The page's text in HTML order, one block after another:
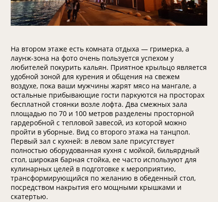
На втором этаже есть комната отдыха — гримерка, а
лаунж-зона на фото очень пользуется успехом у
любителей покурить кальян. Приятное крыльцо является
удобной зоной для курения и общения на свежем
воздухе, пока ваши мужчины жарят мясо на мангале, а
остальные прибывающие гости паркуются на просторах
бесплатной стоянки возле лофта. Два смежных зала
площадью по 70 и 100 метров разделены просторной
гардеробной с тепловой завесой, из которой можно
пройти в уборные. Вид со второго этажа на танцпол.
Первый зал с кухней: в левом зале присутствует
полностью оборудованная кухня с мойкой, бильярдный
стол, широкая барная стойка, ее часто используют для
кулинарных целей в подготовке к мероприятию,
трансформирующийся по желанию в обеденный стол,
посредством накрытия его мощными крышками и
скатертью.